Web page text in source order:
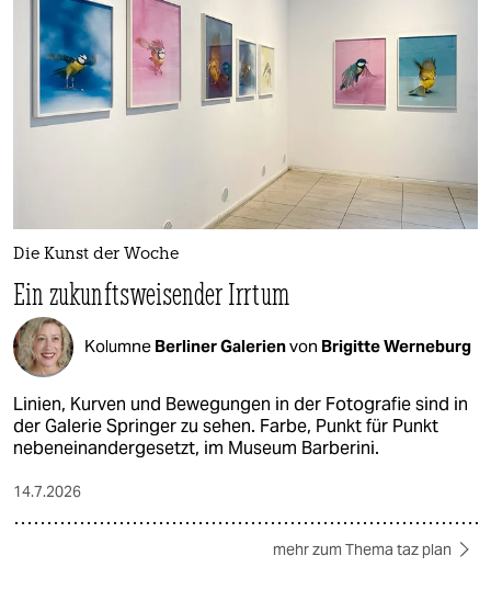
Die Kunst der Woche
Ein zukunftsweisender Irrtum
Kolumne Berliner Galerienvon Brigitte Werneburg
Linien, Kurven und Bewegungen in der Fotografie sind in
der Galerie Springer zu sehen. Farbe, Punkt für Punkt
nebeneinandergesetzt, im Museum Barberini.
14.7.2026
mehr zum Thema taz plan